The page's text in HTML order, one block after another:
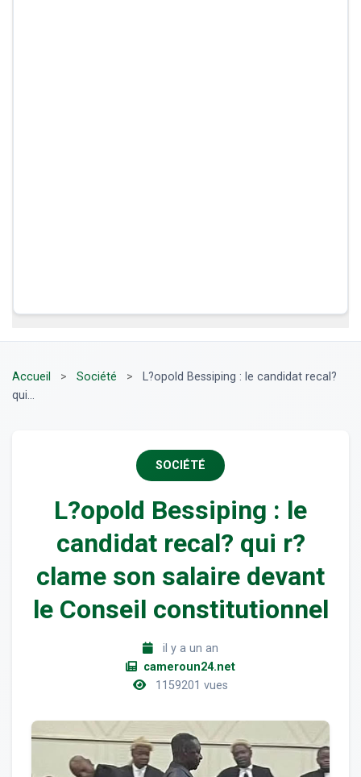
Accueil > Société >
L?opold Bessiping : le candidat recal?
qui...
SOCIÉTÉ
L?opold Bessiping : le
candidat recal? qui r?
clame son salaire devant
le Conseil constitutionnel
il y a un an
cameroun24.net
1159201 vues